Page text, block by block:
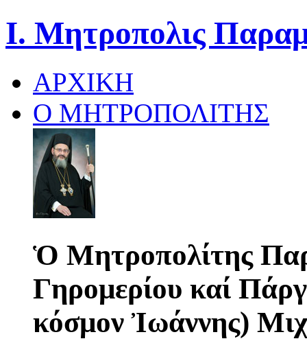
Ι. Μητροπολις
ΑΡΧΙΚΗ
Ο ΜΗΤΡΟΠΟΛΙΤΗΣ
Ὁ Μητροπολίτης
Γηρομερίου καί
κόσμον Ἰωάννης)